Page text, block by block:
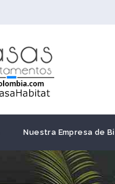
Nuestra Empresa de